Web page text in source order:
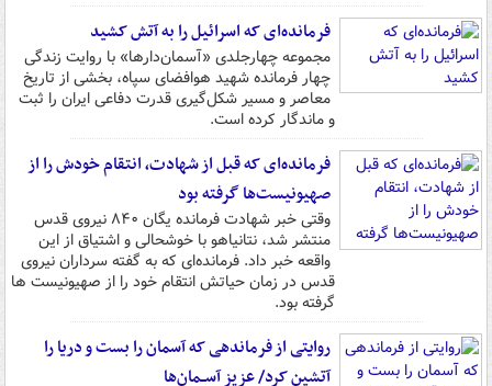
فرمانده‌ای که اسرائیل را به آتش کشید
مجموعه چهارجلدی «آسمان‌دارها» با روایت زندگی
چهار فرمانده شهید هوافضای سپاه، بخشی از تاریخ
معاصر و مسیر شکل‌گیری قدرت دفاعی ایران را ثبت
و ماندگار کرده است.
فرمانده‌ای که قبل از شهادت، انتقام خودش را از
صهیونیست‌ها گرفته بود
وقتی خبر شهادت فرمانده یگان ۸۴۰ نیروی قدس
منتشر شد، نتانیاهو با خوشحالی و اشتیاق از این
واقعه خبر داد. فرمانده‌ای که به گفته سرداران نیروی
قدس در زمان حیاتش انتقام خود را از صهیونیست ها
گرفته بود.
روایتی از فرماندهی که آسمان را بست و دریا را
آتشین کرد/ عزیز آســمان‌ها